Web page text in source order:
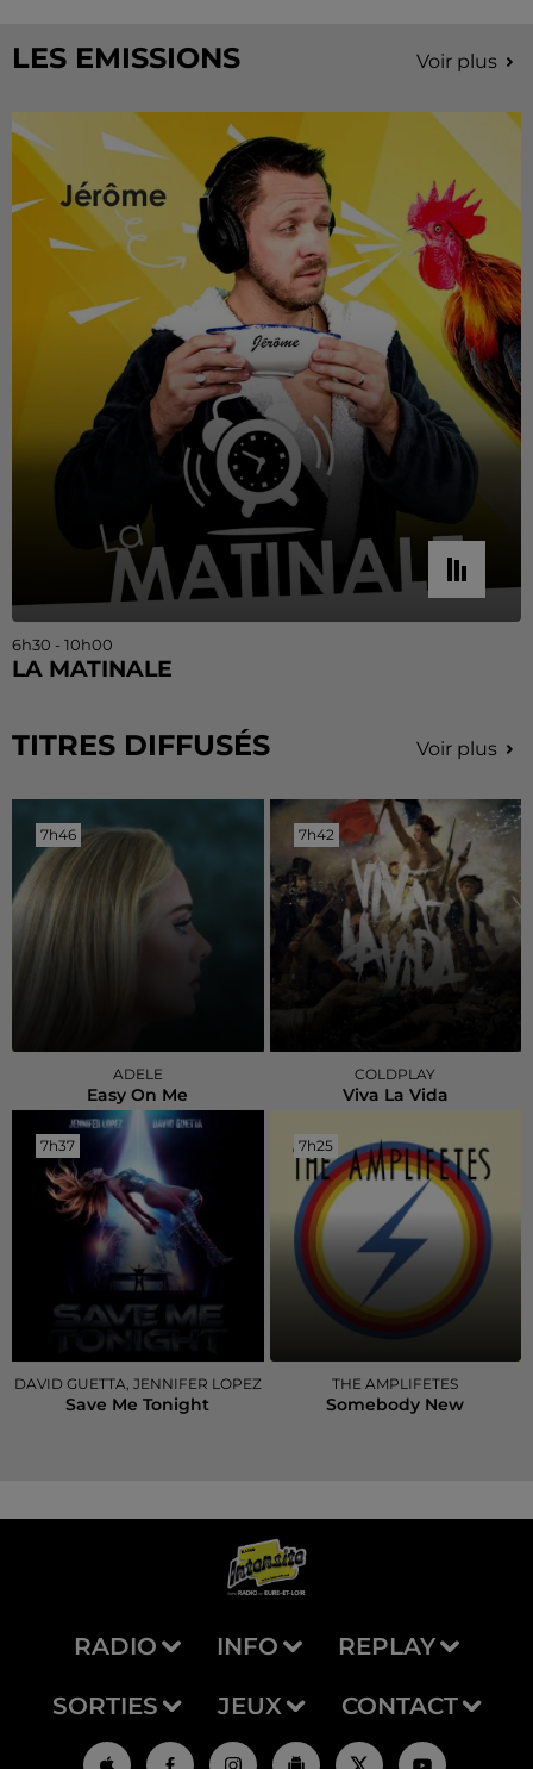
LES EMISSIONS Voir plus
6h30 - 10h00
LA MATINALE
TITRES DIFFUSÉS Voir plus
7h46
7h46
ADELE
Easy On Me
7h42
7h42
COLDPLAY
Viva La Vida
7h37
7h37
DAVID GUETTA, JENNIFER LOPEZ
Save Me Tonight
7h25
7h25
THE AMPLIFETES
Somebody New
RADIO INFO REPLAY
SORTIES JEUX CONTACT